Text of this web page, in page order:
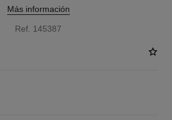
Más información
Ref. 145387